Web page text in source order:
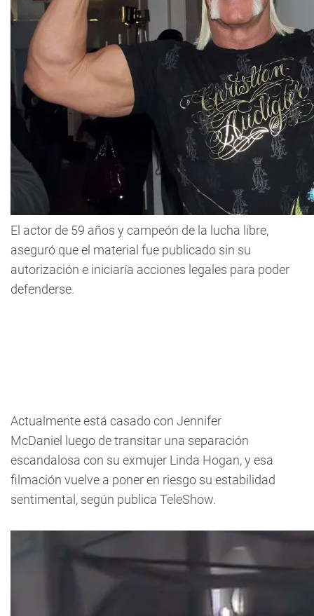
El actor de 59 años y campeón de la lucha libre,
aseguró que el material fue publicado sin su
autorización e iniciaría acciones legales para poder
defenderse.
Actualmente está casado con Jennifer
McDaniel luego de transitar una separación
escandalosa con su exmujer Linda Hogan, y esa
filmación vuelve a poner en riesgo su estabilidad
sentimental, según publica TeleShow.